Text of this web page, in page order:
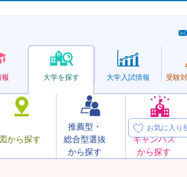
報 大学を探す
から探す
推薦型・
総合型選抜
から探す
オープン
キャンパス
から探す
大学入試情報 受験
お気に入り